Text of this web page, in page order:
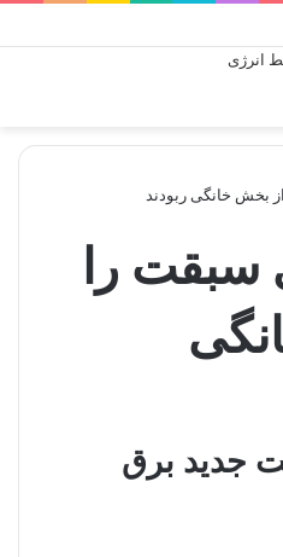
بخش خانگی ربودند
سبقت را
جدید برق